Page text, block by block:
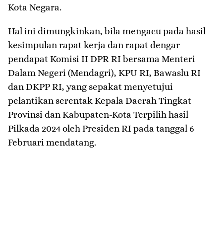
Kota Negara.
Hal ini dimungkinkan, bila mengacu pada hasil
kesimpulan rapat kerja dan rapat dengar
pendapat Komisi II DPR RI bersama Menteri
Dalam Negeri (Mendagri), KPU RI, Bawaslu RI
dan DKPP RI, yang sepakat menyetujui
pelantikan serentak Kepala Daerah Tingkat
Provinsi dan Kabupaten-Kota Terpilih hasil
Pilkada 2024 oleh Presiden RI pada tanggal 6
Februari mendatang.